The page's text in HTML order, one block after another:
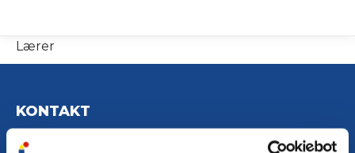
Lærer
KONTAKT
Ølbycenter 50, 4600 Køge